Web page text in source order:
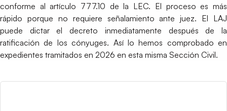
conforme al artículo 777.10 de la LEC. El proceso es más
rápido porque no requiere señalamiento ante juez. El LAJ
puede dictar el decreto inmediatamente después de la
ratificación de los cónyuges. Así lo hemos comprobado en
expedientes tramitados en 2026 en esta misma Sección Civil.